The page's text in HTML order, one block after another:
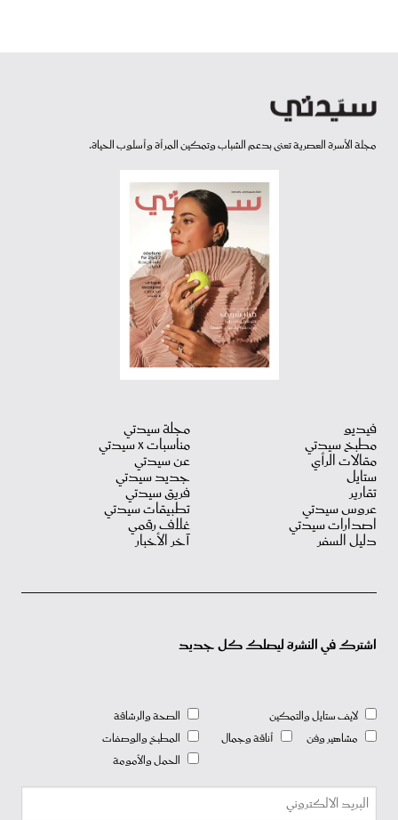
مجلة الأسرة العصرية تعنى بدعم الشباب وتمكين المرأة وأسلوب الحياة.
فيديو
مطبخ سيدتي
مقالات الرأي
ستايل
تقارير
عروس سيدتي
اصدارات سيدتي
دليل السفر
مجلة سيدتي
مناسبات X سيدتي
عن سيدتي
جديد سيدتي
فريق سيدتي
تطبيقات سيدتي
غلاف رقمي
آخر الأخبار
اشترك في النشرة ليصلك كل جديد
لايف ستايل والتمكين
مشاهير وفن
أناقة وجمال
الصحة والرشاقة
المطبخ والوصفات
الحمل والأمومة